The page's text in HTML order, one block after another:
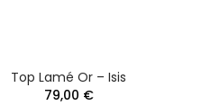
Top Lamé Or – Isis
79,00 €